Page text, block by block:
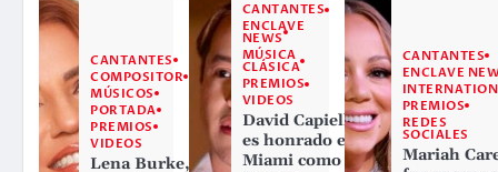
CANTANTES
COMPOSITOR
MÚSICOS
PORTADA
PREMIOS
VIDEOS
Lena Burke,
CANTANTES
ENCLAVE
NEWS
MÚSICA
CLÁSICA
PREMIOS
VIDEOS
David Capiello
es honrado en
Miami como
CANTANTES
ENCLAVE
PREMIOS
REDES
SOCIALES
Mariah